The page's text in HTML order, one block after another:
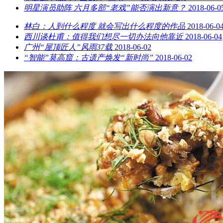
明星演员助阵 六月多部“老戏”能否演出新意？ 2018-06-
林白：人到什么程度 就会写出什么程度的作品 2018-06-
西川谈杜甫：值得我们想尽一切办法向他靠近 2018-06-04
广州“屋顶匠人”风雨37载 2018-06-02
“智能”莫高窟：古遗产焕发“新时尚” 2018-06-02